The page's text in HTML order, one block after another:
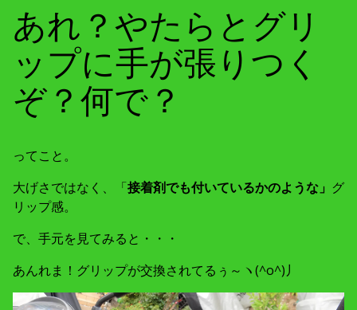
あれ？やたらとグリ
ップに手が張りつく
ぞ？何で？
ってこと。
大げさではなく、「接着剤でも付いているかのような」 グ
リップ感。
で、手元を見てみると・・・
あんれま！グリップが交換されてるぅ～ヽ(^o^)丿